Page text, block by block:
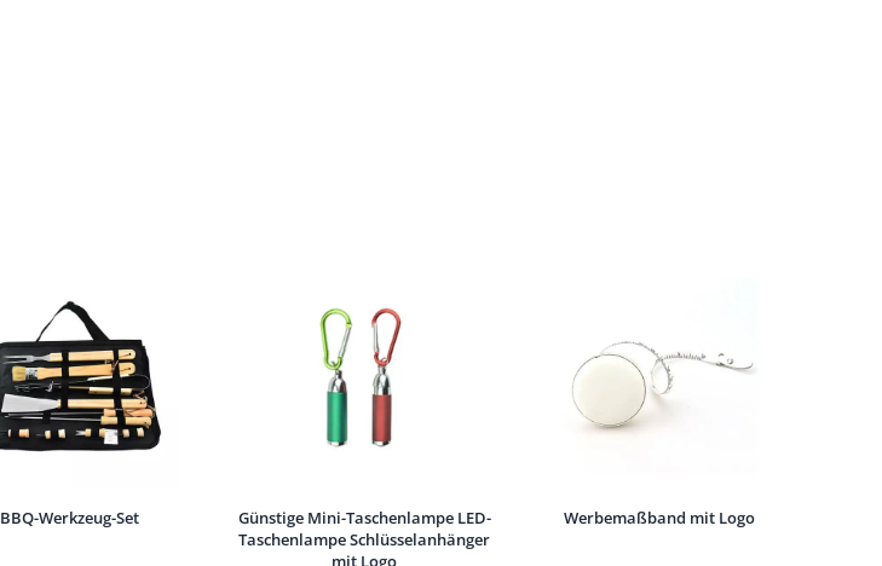
BBQ-Werkzeug-Set
Günstige Mini-Taschenlampe LED-
Taschenlampe Schlüsselanhänger
mit Logo
Werbemaßband mit Logo